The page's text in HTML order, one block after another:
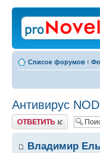
Список форумов ‹
Антивирус
Ответить
Владимир